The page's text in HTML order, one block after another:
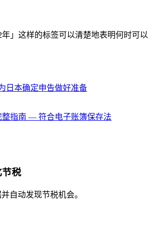
」这样的标签可以清楚地表明何时可以
日本确定申告做好准备
整指南 — 符合电子账簿保存法
税
自动发现节税机会。